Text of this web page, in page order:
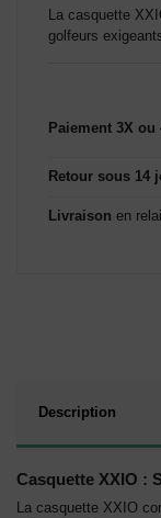
La casquette
golfeurs
Paiement 3X
Retour sous 14
Livraison en
Description
Casquette XXIO :
La casquette XXIO